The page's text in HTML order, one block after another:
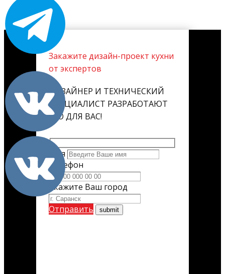
Закажите дизайн-проект кухни
от экспертов
ДИЗАЙНЕР И ТЕХНИЧЕСКИЙ
СПЕЦИАЛИСТ РАЗРАБОТАЮТ
ЕГО ДЛЯ ВАС!
Имя
Телефон
Укажите Ваш город
Отправить